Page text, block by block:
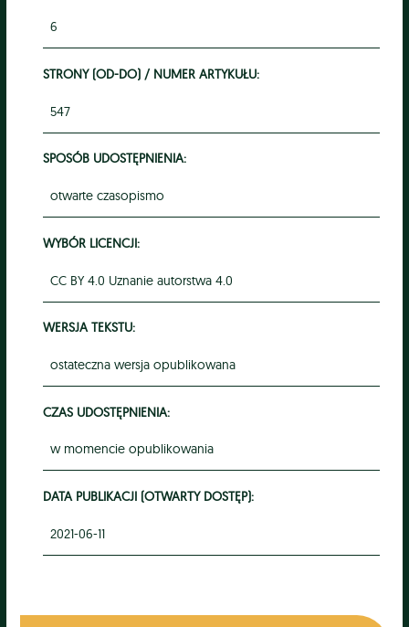
6
STRONY (OD-DO) / NUMER ARTYKUŁU:
547
SPOSÓB UDOSTĘPNIENIA:
otwarte czasopismo
WYBÓR LICENCJI:
CC BY 4.0 Uznanie autorstwa 4.0
WERSJA TEKSTU:
ostateczna wersja opublikowana
CZAS UDOSTĘPNIENIA:
w momencie opublikowania
DATA PUBLIKACJI (OTWARTY DOSTĘP):
2021-06-11